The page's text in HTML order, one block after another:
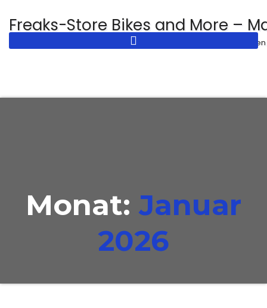
InhaltFreaks-Store Bikes and More –
Fahrradservice und Reparatur in Dresden
Monat: Januar
2026